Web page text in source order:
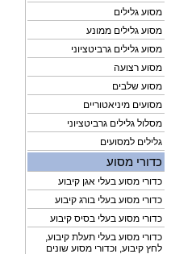
מסוע גלילים
מסוע גלילים ממונע
מסוע גלילים גרביטציוני
מסוע רצועה
מסוע שלבים
מסועים מיניאטוריים
מסלול גלילים גרביטציוני
גלילים למסועים
כדורי מסוע
כדורי מסוע בעלי אגן קיבוע
כדורי מסוע בעלי בורג קיבוע
כדורי מסוע בעלי בסיס קיבוע
כדורי מסוע בעלי תעלת קיבוע,
לחץ קיבוע, וכדורי מסוע שונים